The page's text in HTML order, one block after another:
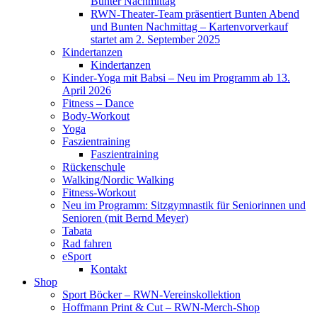
RWN-Theater-Team präsentiert Bunten Abend
und Bunten Nachmittag – Kartenvorverkauf
startet am 2. September 2025
Kindertanzen
Kindertanzen
Kinder-Yoga mit Babsi – Neu im Programm ab 13.
April 2026
Fitness – Dance
Body-Workout
Yoga
Faszientraining
Faszientraining
Rückenschule
Walking/Nordic Walking
Fitness-Workout
Neu im Programm: Sitzgymnastik für Seniorinnen und
Senioren (mit Bernd Meyer)
Tabata
Rad fahren
eSport
Kontakt
Shop
Sport Böcker – RWN-Vereinskollektion
Hoffmann Print & Cut – RWN-Merch-Shop